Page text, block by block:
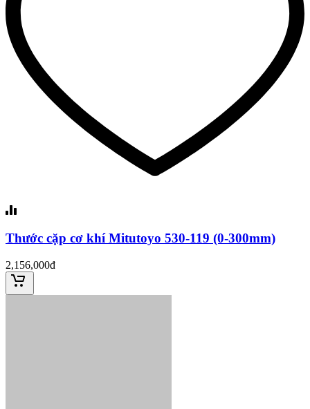
Thước cặp cơ khí Mitutoyo 530-119 (0-300mm)
2,156,000đ